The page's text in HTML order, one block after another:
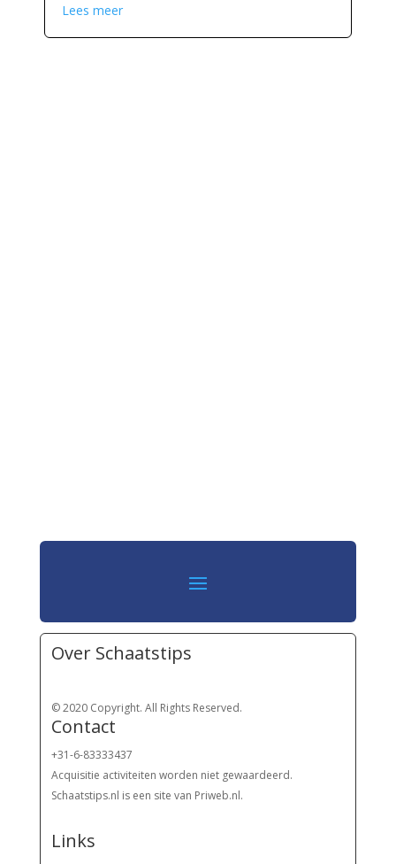
Lees meer
Over Schaatstips
© 2020 Copyright. All Rights Reserved.
Contact
+31-6-83333437
Acquisitie activiteiten worden niet gewaardeerd.
Schaatstips.nl is een site van Priweb.nl.
Links